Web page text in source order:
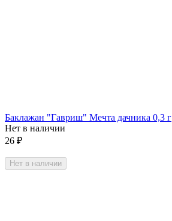
Баклажан "Гавриш" Мечта дачника 0,3 г
Нет в наличии
26 ₽
Нет в наличии